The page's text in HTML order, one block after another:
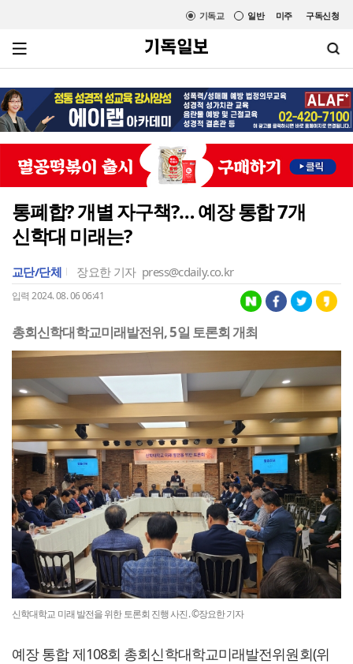
미주 구독신청
일반
기독교
통폐합? 개별 자구책?… 예장 통합 7개
신학대 미래는?
교단/단체 장요한 기자 press@cdaily.co.kr
입력 2024. 08. 06 06:41
총회신학대학교미래발전위, 5일 토론회 개최
신학대학교 미래 발전을 위한 토론회 진행 사진. ©장요한 기자
예장 통합 제108회 총회신학대학교미래발전위원회(위